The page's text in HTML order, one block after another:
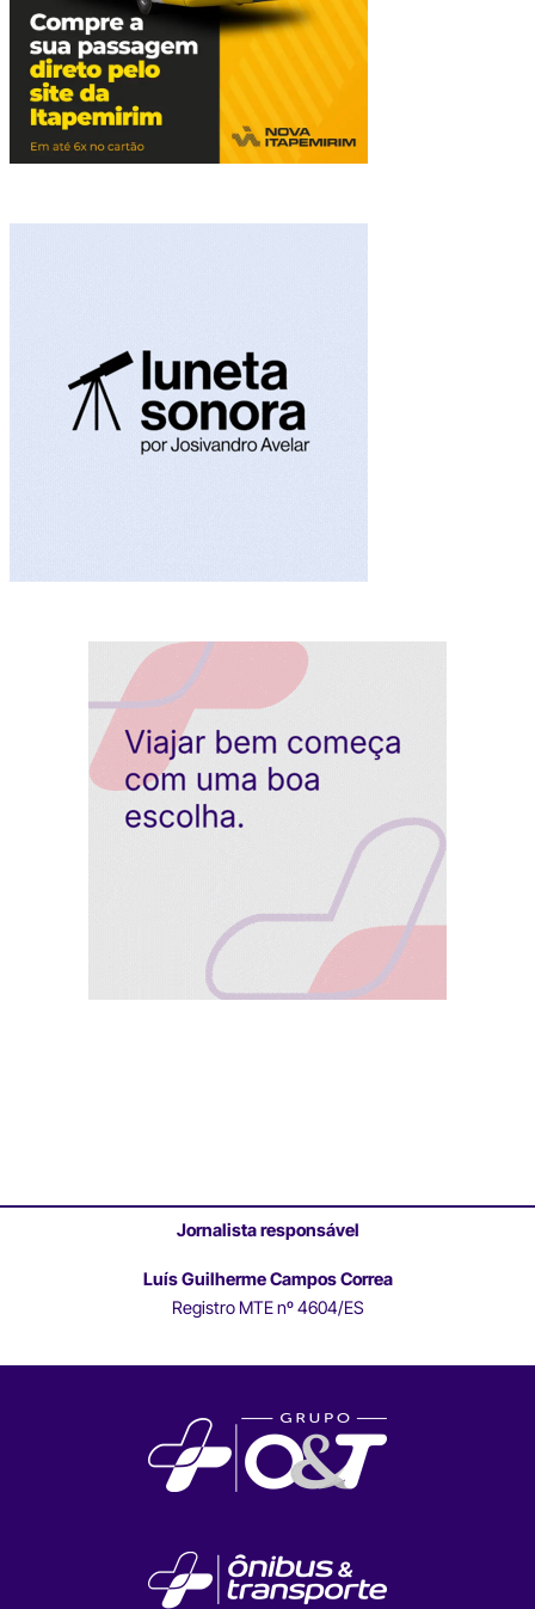
Jornalista responsável
Luís Guilherme Campos Correa
Registro MTE nº 4604/ES